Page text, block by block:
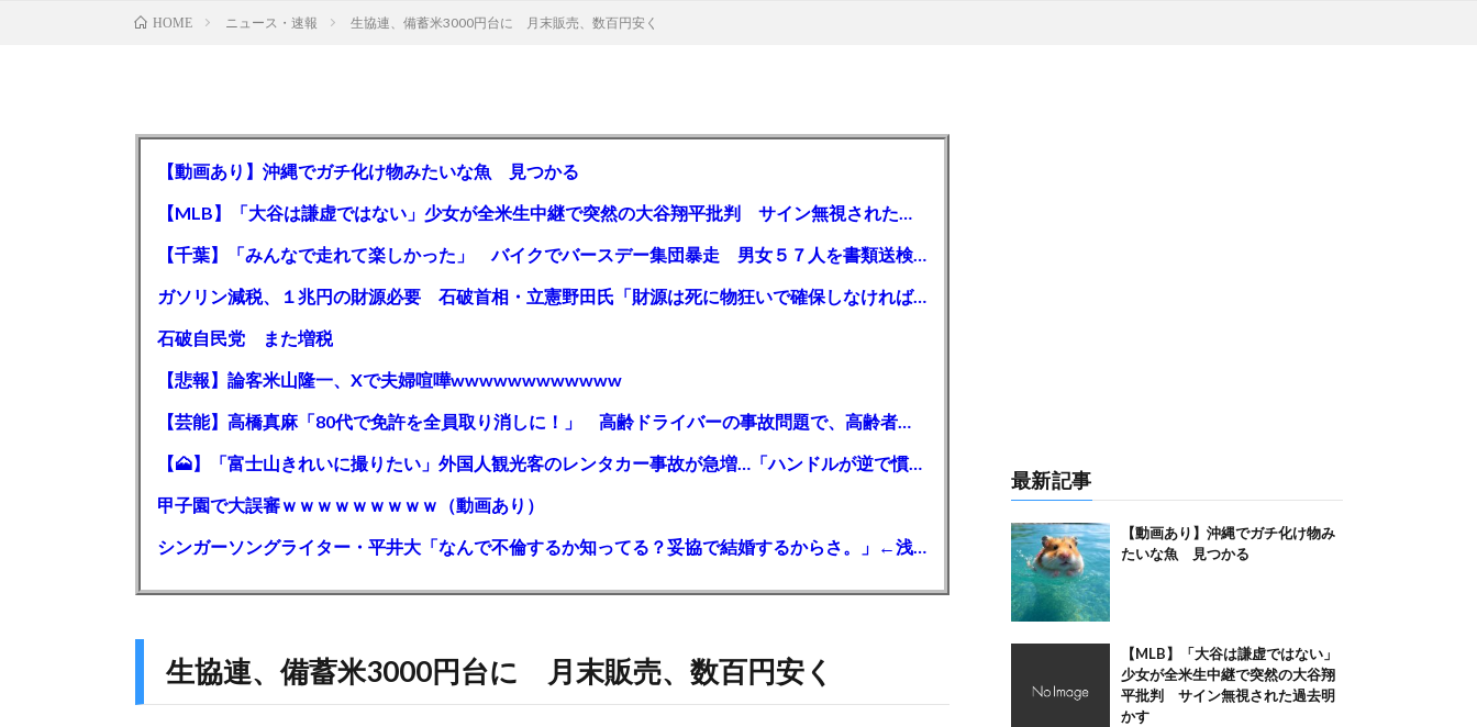
HOME ニュース・速報 生協連、備蓄米3000円台に 月末販売、数百円安く
【動画あり】沖縄でガチ化け物みたいな魚 見つかる
【MLB】「大谷は謙虚ではない」少女が全米生中継で突然の大谷翔平批判 サイン無視された過去明かす
【千葉】「みんなで走れて楽しかった」 バイクでバースデー集団暴走 男女５７人を書類送検 SNSで参加者募る
ガソリン減税、１兆円の財源必要 石破首相・立憲野田氏「財源は死に物狂いで確保しなければならない」「本当に死に物狂いで」
石破自民党 また増税
【悲報】論客米山隆一、Xで夫婦喧嘩wwwwwwwwwwww
【芸能】高橋真麻「80代で免許を全員取り消しに！」 高齢ドライバーの事故問題で、高齢者の運転免許取り消し法を提案
【🗻】「富士山きれいに撮りたい」外国人観光客のレンタカー事故が急増…「ハンドルが逆で慣れず」、道の狭さも
甲子園で大誤審ｗｗｗｗｗｗｗｗｗ（動画あり）
シンガーソングライター・平井大「なんで不倫するか知ってる？妥協で結婚するからさ。」←浅すぎると大炎上
生協連、備蓄米3000円台に 月末販売、数百円安く
最新記事
【動画あり】沖縄でガチ化け物み
たいな魚 見つかる
【MLB】「大谷は謙虚ではない」
少女が全米生中継で突然の大谷翔
平批判 サイン無視された過去明
かす